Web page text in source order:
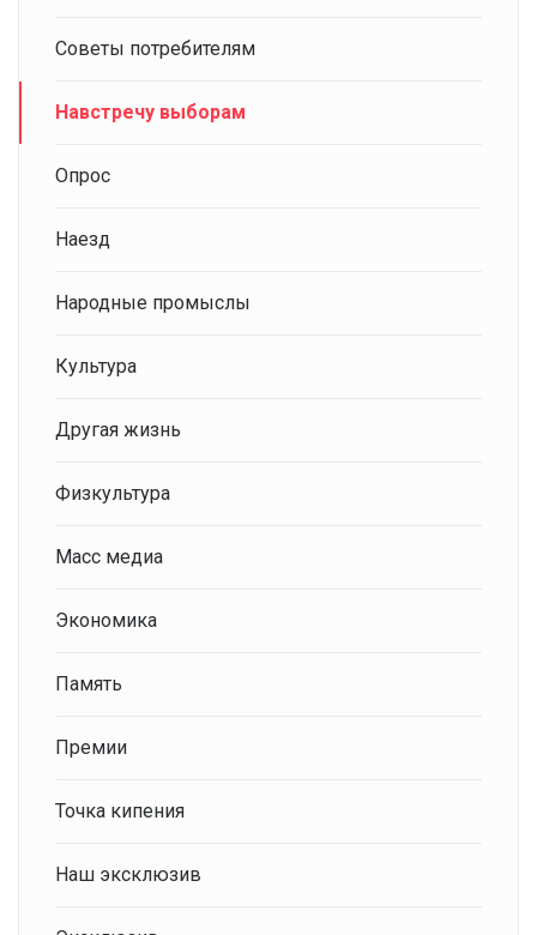
Советы потребителям
Навстречу выборам
Опрос
Наезд
Народные промыслы
Культура
Другая жизнь
Физкультура
Масс медиа
Экономика
Память
Премии
Точка кипения
Наш эксклюзив